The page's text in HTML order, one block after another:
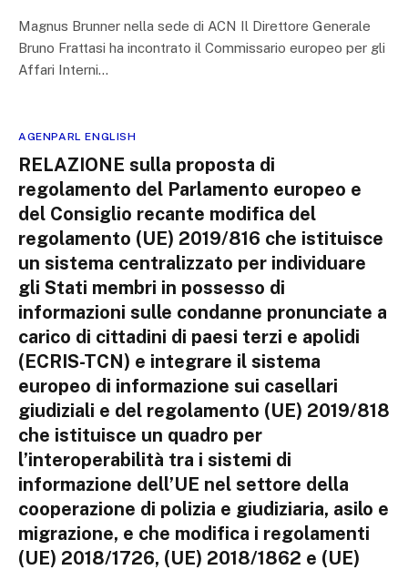
Magnus Brunner nella sede di ACN Il Direttore Generale
Bruno Frattasi ha incontrato il Commissario europeo per gli
Affari Interni…
AGENPARL ENGLISH
RELAZIONE sulla proposta di
regolamento del Parlamento europeo e
del Consiglio recante modifica del
regolamento (UE) 2019/816 che istituisce
un sistema centralizzato per individuare
gli Stati membri in possesso di
informazioni sulle condanne pronunciate a
carico di cittadini di paesi terzi e apolidi
(ECRIS-TCN) e integrare il sistema
europeo di informazione sui casellari
giudiziali e del regolamento (UE) 2019/818
che istituisce un quadro per
l’interoperabilità tra i sistemi di
informazione dell’UE nel settore della
cooperazione di polizia e giudiziaria, asilo e
migrazione, e che modifica i regolamenti
(UE) 2018/1726, (UE) 2018/1862 e (UE)